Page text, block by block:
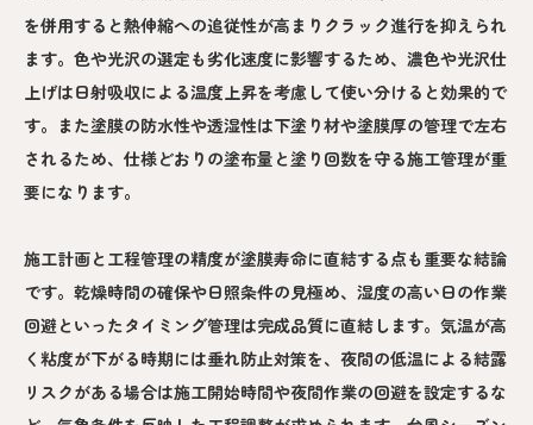
を併用すると熱伸縮への追従性が高まりクラック進行を抑えられ
ます。色や光沢の選定も劣化速度に影響するため、濃色や光沢仕
上げは日射吸収による温度上昇を考慮して使い分けると効果的で
す。また塗膜の防水性や透湿性は下塗り材や塗膜厚の管理で左右
されるため、仕様どおりの塗布量と塗り回数を守る施工管理が重
要になります。
施工計画と工程管理の精度が塗膜寿命に直結する点も重要な結論
です。乾燥時間の確保や日照条件の見極め、湿度の高い日の作業
回避といったタイミング管理は完成品質に直結します。気温が高
く粘度が下がる時期には垂れ防止対策を、夜間の低温による結露
リスクがある場合は施工開始時間や夜間作業の回避を設定するな